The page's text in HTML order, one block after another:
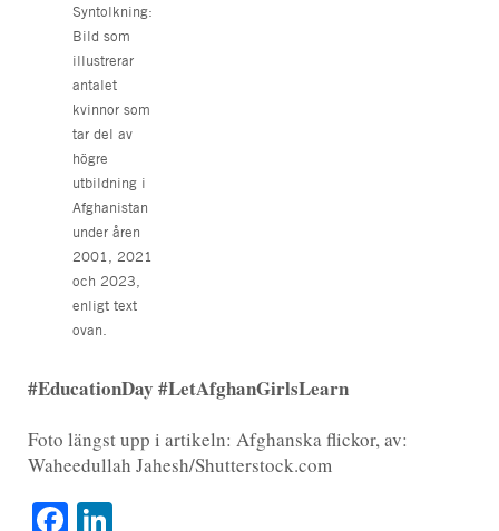
Syntolkning:
Bild som
illustrerar
antalet
kvinnor som
tar del av
högre
utbildning i
Afghanistan
under åren
2001, 2021
och 2023,
enligt text
ovan.
#EducationDay #LetAfghanGirlsLearn
Foto längst upp i artikeln: Afghanska flickor, av:
Waheedullah Jahesh/Shutterstock.com
Facebook
LinkedIn